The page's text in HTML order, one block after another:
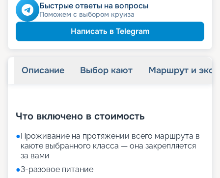
Быстрые ответы на вопросы
Поможем с выбором круиза
Написать в Telegram
Описание Выбор кают Маршрут и
Что включено в стоимость
●Проживание на протяжении всего маршрута в
каюте выбранного класса — она закрепляется
за вами
●3-разовое питание